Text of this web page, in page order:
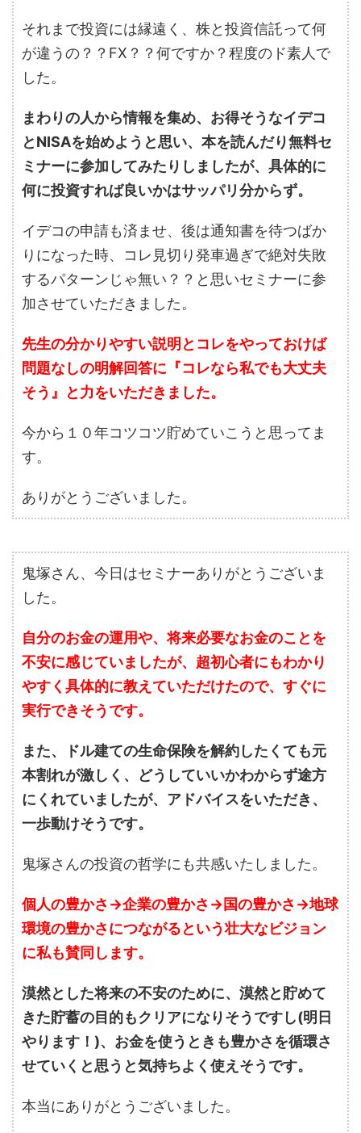
それまで投資には縁遠く、株と投資信託って何
が違うの？？FX？？何ですか？程度のド素人で
した。
まわりの人から情報を集め、お得そうなイデコ
とNISAを始めようと思い、本を読んだり無料セ
ミナーに参加してみたりしましたが、具体的に
何に投資すれば良いかはサッパリ分からず。
イデコの申請も済ませ、後は通知書を待つばか
りになった時、コレ見切り発車過ぎで絶対失敗
するパターンじゃ無い？？と思いセミナーに参
加させていただきました。
先生の分かりやすい説明とコレをやっておけば
問題なしの明解回答に『コレなら私でも大丈夫
そう』と力をいただきました。
今から１０年コツコツ貯めていこうと思ってま
す。
ありがとうございました。
鬼塚さん、今日はセミナーありがとうございま
した。
自分のお金の運用や、将来必要なお金のことを
不安に感じていましたが、超初心者にもわかり
やすく具体的に教えていただけたので、すぐに
実行できそうです。
また、ドル建ての生命保険を解約したくても元
本割れが激しく、どうしていいかわからず途方
にくれていましたが、アドバイスをいただき、
一歩動けそうです。
鬼塚さんの投資の哲学にも共感いたしました。
個人の豊かさ→企業の豊かさ→国の豊かさ→地球
環境の豊かさにつながるという壮大なビジョン
に私も賛同します。
漠然とした将来の不安のために、漠然と貯めて
きた貯蓄の目的もクリアになりそうですし(明日
やります！)、お金を使うときも豊かさを循環さ
せていくと思うと気持ちよく使えそうです。
本当にありがとうございました。